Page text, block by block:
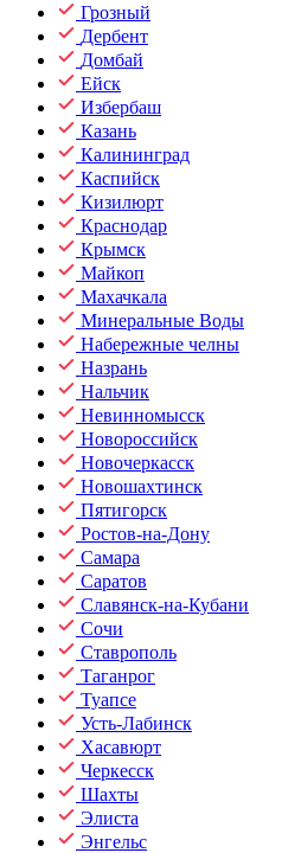
Грозный
Дербент
Домбай
Ейск
Избербаш
Казань
Калининград
Каспийск
Кизилюрт
Краснодар
Крымск
Майкоп
Махачкала
Минеральные Воды
Набережные челны
Назрань
Нальчик
Невинномысск
Новороссийск
Новочеркасск
Новошахтинск
Пятигорск
Ростов-на-Дону
Самара
Саратов
Славянск-на-Кубани
Сочи
Ставрополь
Таганрог
Туапсе
Усть-Лабинск
Хасавюрт
Черкесск
Шахты
Элиста
Энгельс